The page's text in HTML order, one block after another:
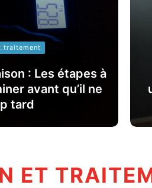
traitement
: Les étapes à
avant qu’il ne
tard
ET